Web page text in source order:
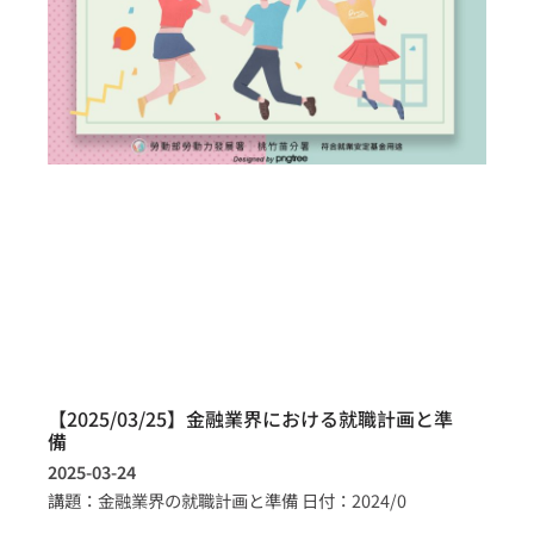
【2025/03/25】金融業界における就職計画と準
備
2025-03-24
講題：金融業界の就職計画と準備 日付：2024/0